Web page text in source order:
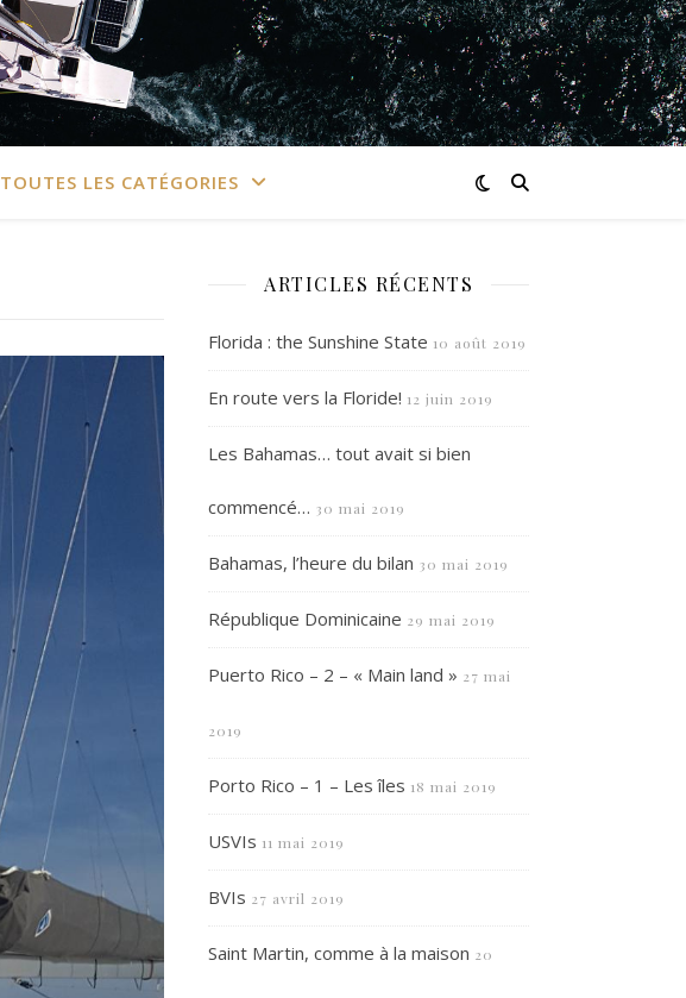
TOUTES LES CATÉGORIES
ARTICLES RÉCENTS
Florida : the Sunshine State 10 août 2019
En route vers la Floride! 12 juin 2019
Les Bahamas… tout avait si bien
commencé… 30 mai 2019
Bahamas, l’heure du bilan 30 mai 2019
République Dominicaine 29 mai 2019
Puerto Rico – 2 – « Main land » 27 mai
2019
Porto Rico – 1 – Les îles 18 mai 2019
USVIs 11 mai 2019
BVIs 27 avril 2019
Saint Martin, comme à la maison 20